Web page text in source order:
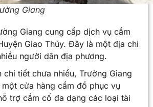
Giang
Giang cung cấp dịch vụ cầm
Giao Thủy. Đây là một địa chỉ
người dân địa phương.
chi tiết chưa nhiều, Trường Giang
cửa hàng cầm đồ phục vụ
trợ cầm cố đa dạng các loại tài